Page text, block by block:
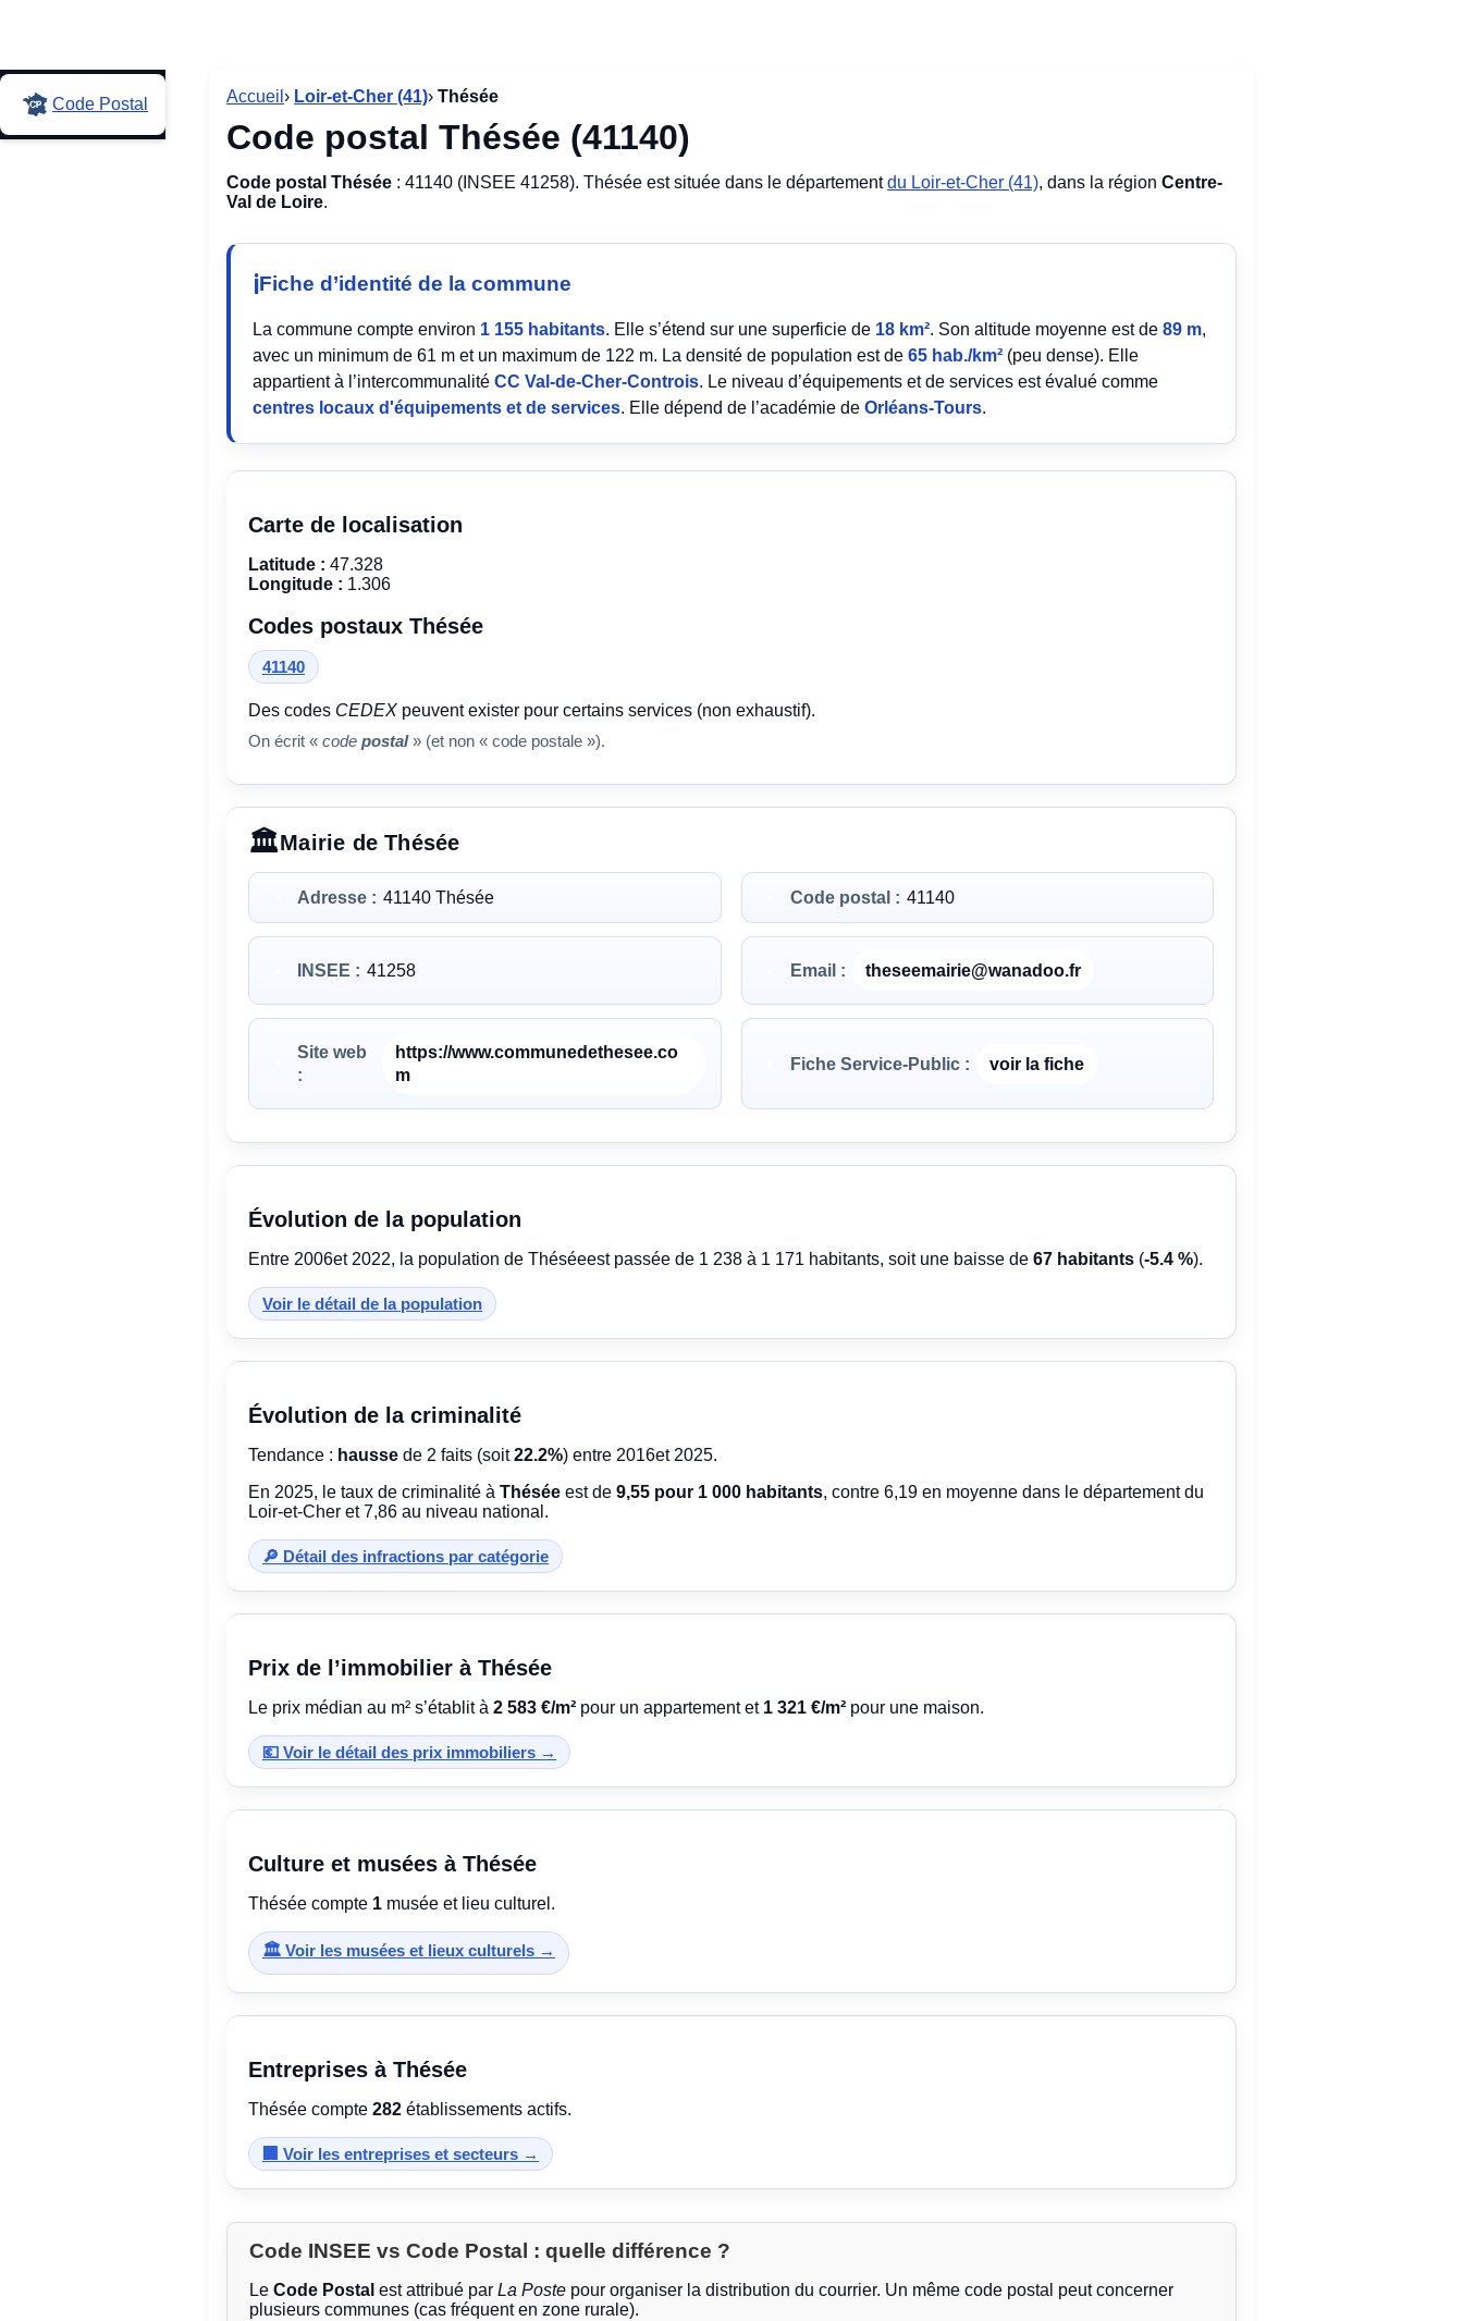
Code Postal Accueil › Loir-et-Cher (41)› Thésée
Code postal Thésée (41140)
Code postal Thésée : 41140 (INSEE 41258). Thésée est située dans le départementdu Loir-et-Cher (41), dans la région Centre-
Val de Loire.
Fiche d’identité de la commune
La commune compte environ 1 155 habitants. Elle s’étend sur une superficie de 18 km². Son altitude moyenne est de 89 m,
avec un minimum de 61 m et un maximum de 122 m. La densité de population est de 65 hab./km² (peu dense). Elle
appartient à l’intercommunalité CC Val-de-Cher-Controis. Le niveau d’équipements et de services est évalué comme
centres locaux d'équipements et de services. Elle dépend de l’académie de Orléans-Tours.
Carte de localisation
Latitude : 47.328
Longitude : 1.306
Codes postaux Thésée
41140
Des codes CEDEX peuvent exister pour certains services (non exhaustif).
On écrit « code postal» (et non « code postale »).
Mairie de Thésée
Adresse : 41140 Thésée Code postal : 41140
INSEE : 41258 Email : theseemairie@wanadoo.fr
Site web
:
https://www.communedethesee.co
m
Fiche Service-Public : voir la fiche
Évolution de la population
Entre 2006et 2022, la population de Théséeest passée de 1 238 à 1 171 habitants, soit une baisse de 67 habitants (-5.4 %).
Voir le détail de la population
Évolution de la criminalité
Tendance : hausse de 2 faits (soit22.2%) entre 2016et 2025.
En 2025, le taux de criminalité à Thésée est de 9,55 pour 1 000 habitants, contre 6,19 en moyenne dans le département du
Loir-et-Cher et 7,86 au niveau national.
🔎 Détail des infractions par catégorie
Prix de l’immobilier à Thésée
Le prix médian au m² s’établit à 2 583 €/m² pour un appartement et 1 321 €/m² pour une maison.
💶 Voir le détail des prix immobiliers →
Culture et musées à Thésée
Thésée compte 1 musée et lieu culturel.
🏛️ Voir les musées et lieux culturels →
Entreprises à Thésée
Thésée compte 282 établissements actifs.
🏢 Voir les entreprises et secteurs →
Code INSEE vs Code Postal : quelle différence ?
Le Code Postal est attribué par La Poste pour organiser la distribution du courrier. Un même code postal peut concerner
plusieurs communes (cas fréquent en zone rurale).